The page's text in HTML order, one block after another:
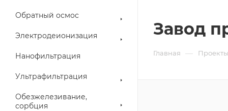
Обратный осмос
Электродеионизация
Нанофильтрация
Ультрафильтрация
Обезжелезивание,
сорбция
Завод
Главная — Проекты